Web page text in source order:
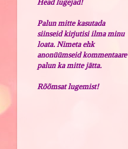
Head lugejad!
Palun mitte kasutada
siinseid kirjutisi ilma minu
loata. Nimeta ehk
anonüümseid kommentaare
palun ka mitte jätta.
Rõõmsat lugemist!